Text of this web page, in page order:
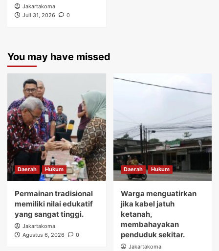
Jakartakoma
Juli 31, 2026
0
You may have missed
Daerah Hukum
Permainan tradisional
memiliki nilai edukatif
yang sangat tinggi.
Jakartakoma
Agustus 6, 2026
0
Daerah Hukum
Warga menguatirkan
jika kabel jatuh
ketanah,
membahayakan
penduduk sekitar.
Jakartakoma